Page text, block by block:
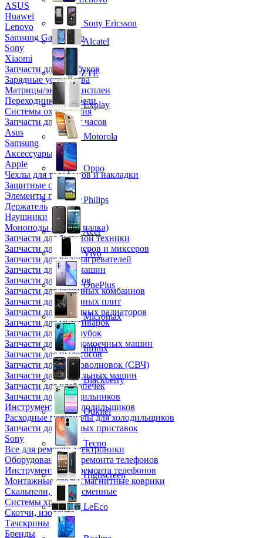
ASUS
Huawei
Lenovo
Samsung Galaxy Tab
Sony
Xiaomi
Запчасти для ноутбуков
Зарядные устройства
Матрицы/экраны/дисплеи
Переходники и кабели
Системы охлаждения
Запчасти для смарт часов
Asus
Samsung
Аксессуары
Apple
Чехлы для телефонов и накладки
Защитные стекла
Элементы питания
Держатель
Наушники
Моноподы (Селфи палка)
Запчасти для бытовой техники
Запчасти для блендеров и миксеров
Запчасти для водонагревателей
Запчасти для кофемашин
Запчасти для кулеров
Запчасти для кухонных комбаинов
Запчасти для кухонных плит
Запчасти для масляных радиаторов
Запчасти для мультиварок
Запчасти для мясорубок
Запчасти для посудомоечных машин
Запчасти для пылесосов
Запчасти для микроволновок (СВЧ)
Запчасти для стиральных машин
Запчасти для хлебопечек
Запчасти для холодильников
Инструмент для холодильщиков
Расходные материалы для холодильщиков
Запчасти для игровых приставок
Sony
Все для ремонта электроники
Оборудование для ремонта телефонов
Инструменты для ремонта телефонов
Монтажные столы, магнитные коврики
Скальпели, лезвия сменные
Системы хранения
Скотчи, изолента
Тачскрины
Бренды
Sony Ericsson
Alcatel
ZTE
Explay
Motorola
Oppo
Philips
Acer
Vivo
OnePlus
Micromax
Infinix
Blackberry
Oukitel
Tecno
Highscreen
LeEco